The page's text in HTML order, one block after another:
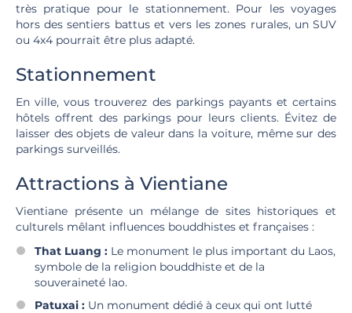
très pratique pour le stationnement. Pour les voyages
hors des sentiers battus et vers les zones rurales, un SUV
ou 4x4 pourrait être plus adapté.
Stationnement
En ville, vous trouverez des parkings payants et certains
hôtels offrent des parkings pour leurs clients. Évitez de
laisser des objets de valeur dans la voiture, même sur des
parkings surveillés.
Attractions à Vientiane
Vientiane présente un mélange de sites historiques et
culturels mêlant influences bouddhistes et françaises :
That Luang : Le monument le plus important du Laos,
symbole de la religion bouddhiste et de la
souveraineté lao.
Patuxai : Un monument dédié à ceux qui ont lutté